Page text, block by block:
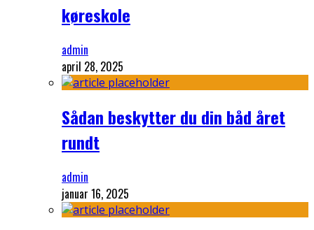
køreskole
admin
april 28, 2025
Sådan beskytter du din båd året
rundt
admin
januar 16, 2025